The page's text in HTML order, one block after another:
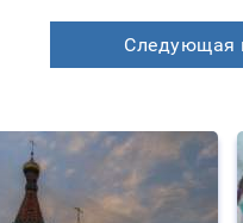
Следующая